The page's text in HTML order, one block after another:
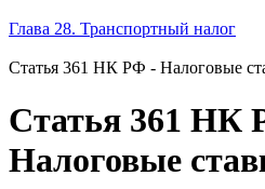
Глава 28. Транспортный налог
Статья 361 НК РФ - Налоговые
Статья 361 НК
Налоговые